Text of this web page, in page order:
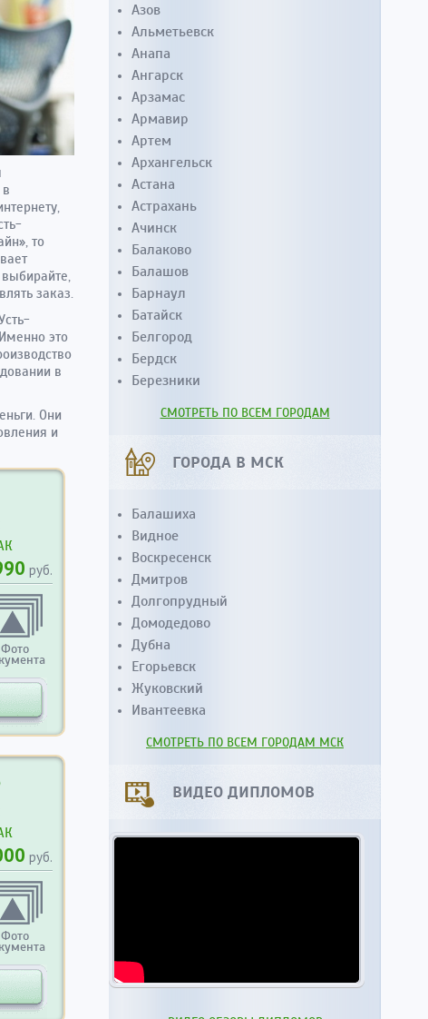
то
заказ.
это
в
Они
и
руб.
Фото
руб.
Фото
Азов
Альметьевск
Анапа
Ангарск
Арзамас
Армавир
Артем
Архангельск
Астана
Астрахань
Ачинск
Балаково
Балашов
Барнаул
Батайск
Белгород
Бердск
Березники
СМОТРЕТЬ ПО ВСЕМ ГОРОДАМ
ГОРОДА В МСК
Балашиха
Видное
Воскресенск
Дмитров
Долгопрудный
Домодедово
Дубна
Егорьевск
Жуковский
Ивантеевка
СМОТРЕТЬ ПО ВСЕМ ГОРОДАМ МСК
ВИДЕО ДИПЛОМОВ